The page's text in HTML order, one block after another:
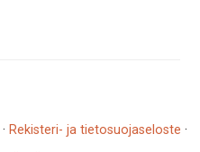
· Rekisteri- ja tietosuojaseloste ·